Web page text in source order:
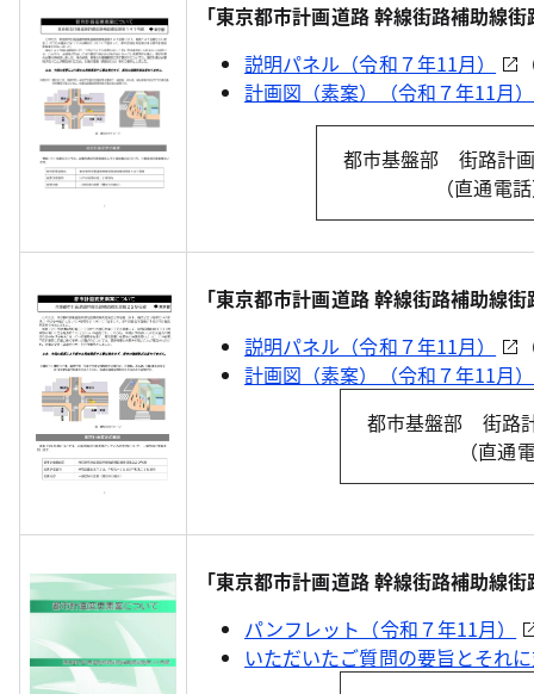
「東京都市計画道路 幹線街路補助線
説明パネル（令和７年11月）
計画図（素案）（令和７年11月）
都市基盤部 街路計
（直通電
「東京都市計画道路 幹線街路補助線
説明パネル（令和７年11月）
計画図（素案）（令和７年11月）
都市基盤部 街路
（直通
「東京都市計画道路 幹線街路補助線
パンフレット（令和７年11月）
いただいたご質問の要旨とそれ